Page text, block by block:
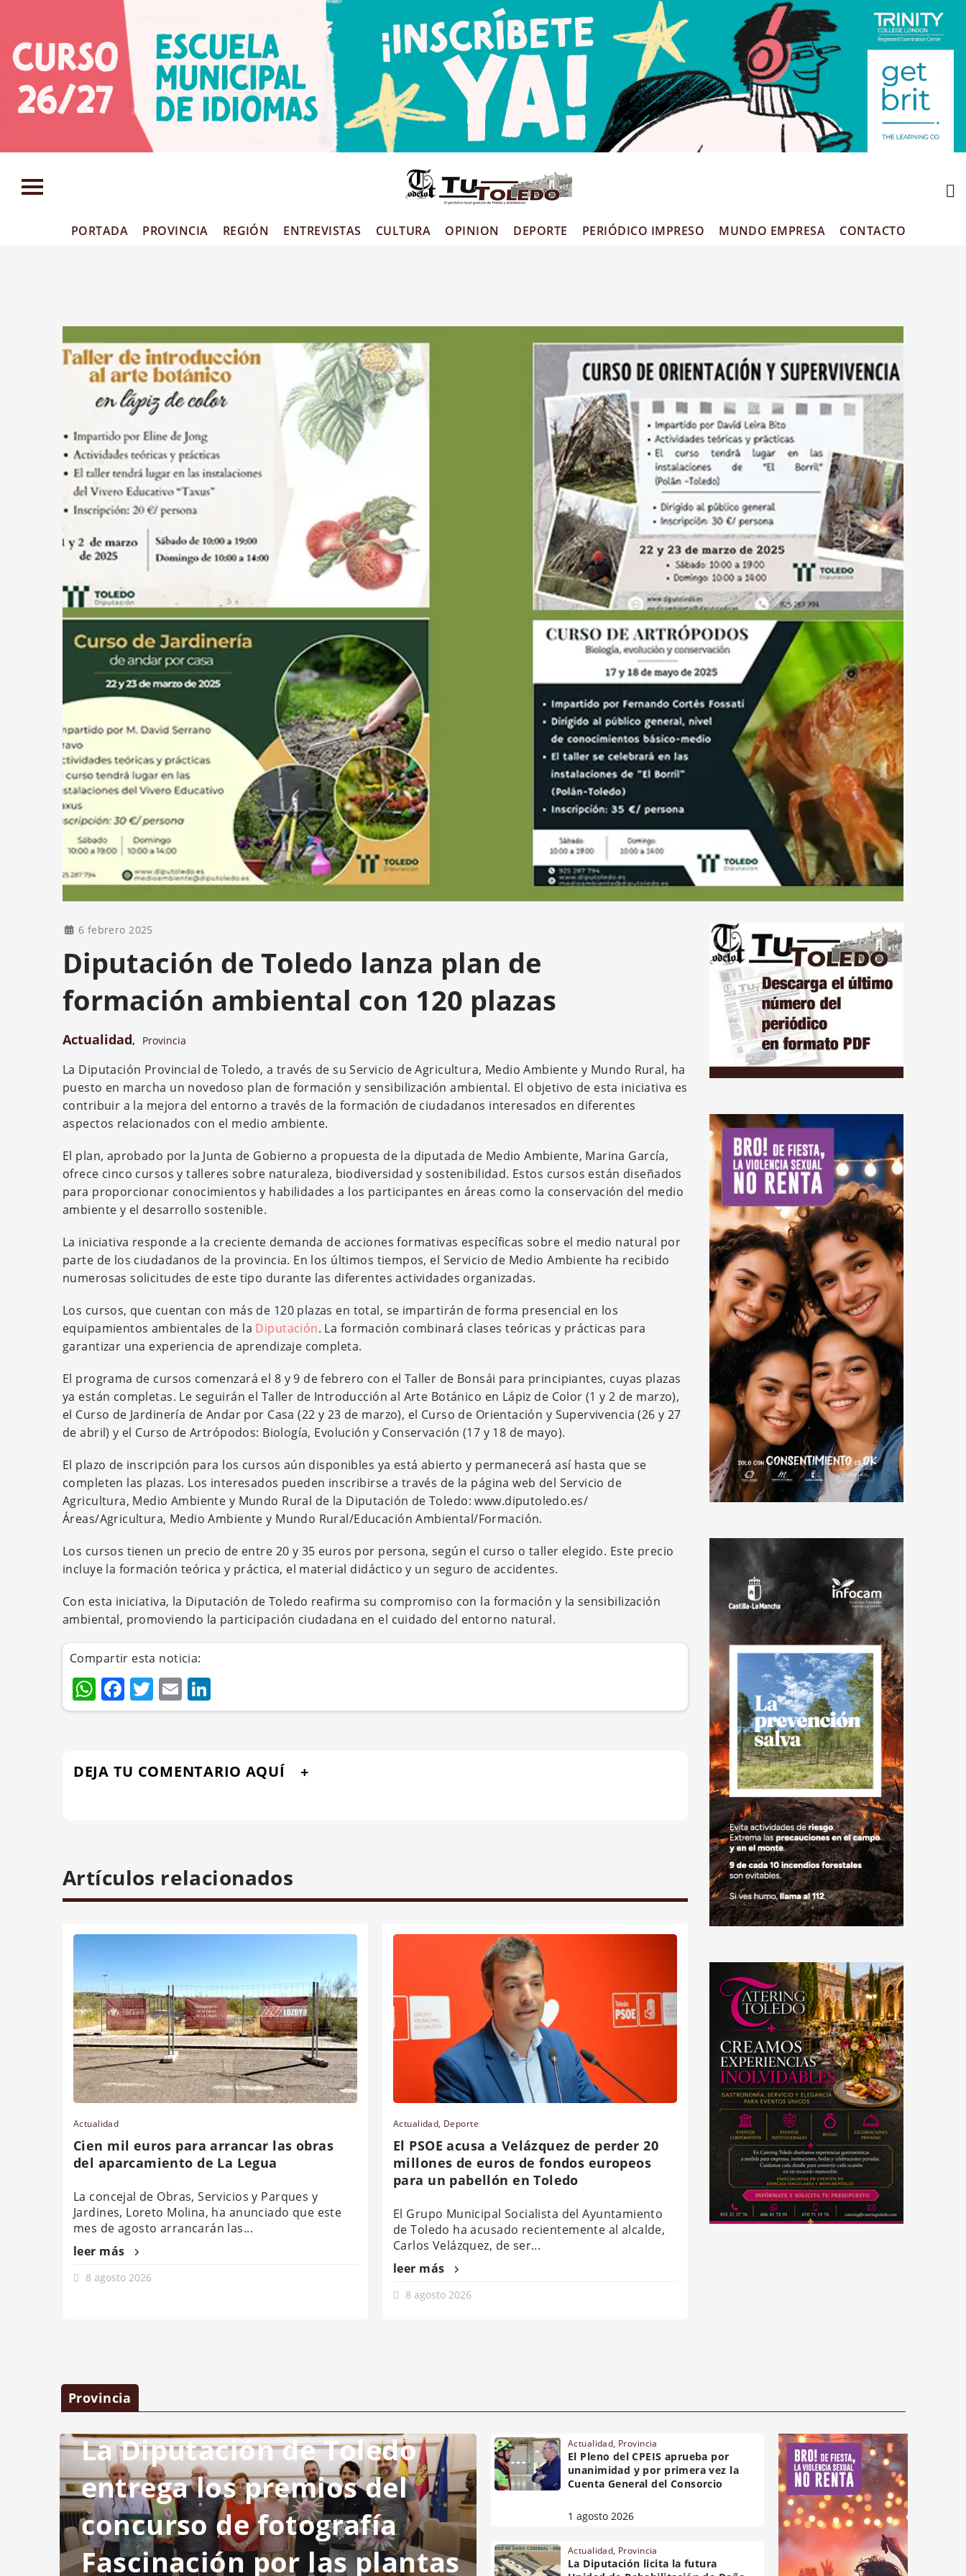
PORTADA PROVINCIA REGIÓN ENTREVISTAS CULTURA OPINION DEPORTE PERIÓDICO IMPRESO MUNDO EMPRESA CONTACTO
6 febrero 2025
Diputación de Toledo lanza plan de
formación ambiental con 120 plazas
Actualidad, Provincia
La Diputación Provincial de Toledo, a través de su Servicio de Agricultura, Medio Ambiente y Mundo Rural, ha
puesto en marcha un novedoso plan de formación y sensibilización ambiental. El objetivo de esta iniciativa es
contribuir a la mejora del entorno a través de la formación de ciudadanos interesados en diferentes
aspectos relacionados con el medio ambiente.
El plan, aprobado por la Junta de Gobierno a propuesta de la diputada de Medio Ambiente, Marina García,
ofrece cinco cursos y talleres sobre naturaleza, biodiversidad y sostenibilidad. Estos cursos están diseñados
para proporcionar conocimientos y habilidades a los participantes en áreas como la conservación del medio
ambiente y el desarrollo sostenible.
La iniciativa responde a la creciente demanda de acciones formativas específicas sobre el medio natural por
parte de los ciudadanos de la provincia. En los últimos tiempos, el Servicio de Medio Ambiente ha recibido
numerosas solicitudes de este tipo durante las diferentes actividades organizadas.
Los cursos, que cuentan con más de 120 plazas en total, se impartirán de forma presencial en los
equipamientos ambientales de la Diputación. La formación combinará clases teóricas y prácticas para
garantizar una experiencia de aprendizaje completa.
El programa de cursos comenzará el 8 y 9 de febrero con el Taller de Bonsái para principiantes, cuyas plazas
ya están completas. Le seguirán el Taller de Introducción al Arte Botánico en Lápiz de Color (1 y 2 de marzo),
el Curso de Jardinería de Andar por Casa (22 y 23 de marzo), el Curso de Orientación y Supervivencia (26 y 27
de abril) y el Curso de Artrópodos: Biología, Evolución y Conservación (17 y 18 de mayo).
El plazo de inscripción para los cursos aún disponibles ya está abierto y permanecerá así hasta que se
completen las plazas. Los interesados pueden inscribirse a través de la página web del Servicio de
Agricultura, Medio Ambiente y Mundo Rural de la Diputación de Toledo: www.diputoledo.es/
Áreas/Agricultura, Medio Ambiente y Mundo Rural/Educación Ambiental/Formación.
Los cursos tienen un precio de entre 20 y 35 euros por persona, según el curso o taller elegido. Este precio
incluye la formación teórica y práctica, el material didáctico y un seguro de accidentes.
Con esta iniciativa, la Diputación de Toledo reafirma su compromiso con la formación y la sensibilización
ambiental, promoviendo la participación ciudadana en el cuidado del entorno natural.
Compartir esta noticia:
WhatsApp
Facebook
Twitter
Email
DEJA TU COMENTARIO AQUÍ
Artículos relacionados
Actualidad
Cien mil euros para arrancar las obras
del aparcamiento de La Legua
La concejal de Obras, Servicios y Parques y
Jardines, Loreto Molina, ha anunciado que este
mes de agosto arrancarán las...
leer más
8 agosto 2026
Actualidad, Deporte
El PSOE acusa a Velázquez de perder 20
millones de euros de fondos europeos
para un pabellón en Toledo
El Grupo Municipal Socialista del Ayuntamiento
de Toledo ha acusado recientemente al alcalde,
Carlos Velázquez, de ser...
leer más
8 agosto 2026
Provincia
La Diputación de Toledo
entrega los premios del
concurso de fotografía
Fascinación por las plantas
Actualidad, Provincia
El Pleno del CPEIS aprueba por
unanimidad y por primera vez la
Cuenta General del Consorcio
1 agosto 2026
Actualidad, Provincia
La Diputación licita la futura